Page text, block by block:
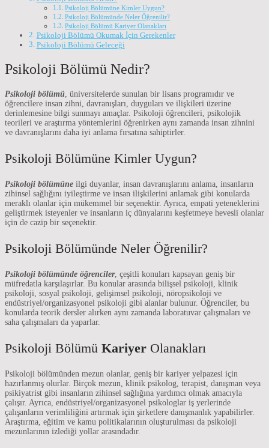
Psikoloji Bölümüne Kimler Uygun?
Psikoloji Bölümünde Neler Öğrenilir?
Psikoloji Bölümü Kariyer Olanakları
Psikoloji Bölümü Okumak İçin Gerekenler
Psikoloji Bölümü Geleceği
Psikoloji Bölümü Nedir?
Psikoloji bölümü, üniversitelerde sunulan bir lisans programıdır ve
öğrencilere insan zihni, davranışları, duyguları ve ilişkileri üzerine
derinlemesine bilgi sunmayı amaçlar. Psikoloji öğrencileri, psikolojik
teorileri ve araştırma yöntemlerini öğrenirken aynı zamanda insan zihnini
ve davranışlarını daha iyi anlama fırsatına sahiptirler.
Psikoloji Bölümüne Kimler Uygun?
Psikoloji bölümüne ilgi duyanlar, insan davranışlarını anlama, insanların
zihinsel sağlığını iyileştirme ve insan ilişkilerini anlamak gibi konularda
meraklı olanlar için mükemmel bir seçenektir. Ayrıca, empati yeteneklerini
geliştirmek isteyenler ve insanların iç dünyalarını keşfetmeye hevesli olanlar
için de cazip bir seçenektir.
Psikoloji Bölümünde Neler Öğrenilir?
Psikoloji bölümünde öğrenciler, çeşitli konuları kapsayan geniş bir
müfredatla karşılaşırlar. Bu konular arasında bilişsel psikoloji, klinik
psikoloji, sosyal psikoloji, gelişimsel psikoloji, nöropsikoloji ve
endüstriyel/organizasyonel psikoloji gibi alanlar bulunur. Öğrenciler, bu
konularda teorik dersler alırken aynı zamanda laboratuvar çalışmaları ve
saha çalışmaları da yaparlar.
Psikoloji Bölümü Kariyer Olanakları
Psikoloji bölümünden mezun olanlar, geniş bir kariyer yelpazesi için
hazırlanmış olurlar. Birçok mezun, klinik psikolog, terapist, danışman veya
psikiyatrist gibi insanların zihinsel sağlığına yardımcı olmak amacıyla
çalışır. Ayrıca, endüstriyel/organizasyonel psikologlar iş yerlerinde
çalışanların verimliliğini artırmak için şirketlere danışmanlık yapabilirler.
Araştırma, eğitim ve kamu politikalarının oluşturulması da psikoloji
mezunlarının izlediği yollar arasındadır.